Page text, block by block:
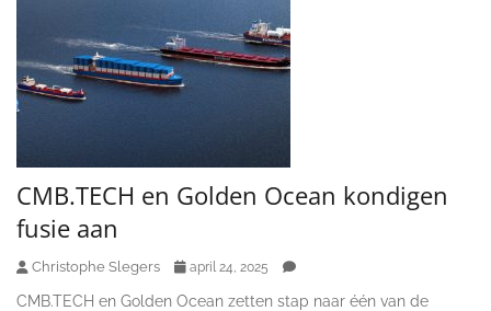
CMB.TECH en Golden Ocean kondigen
fusie aan
Christophe Slegers april 24, 2025
CMB.TECH en Golden Ocean zetten stap naar één van de